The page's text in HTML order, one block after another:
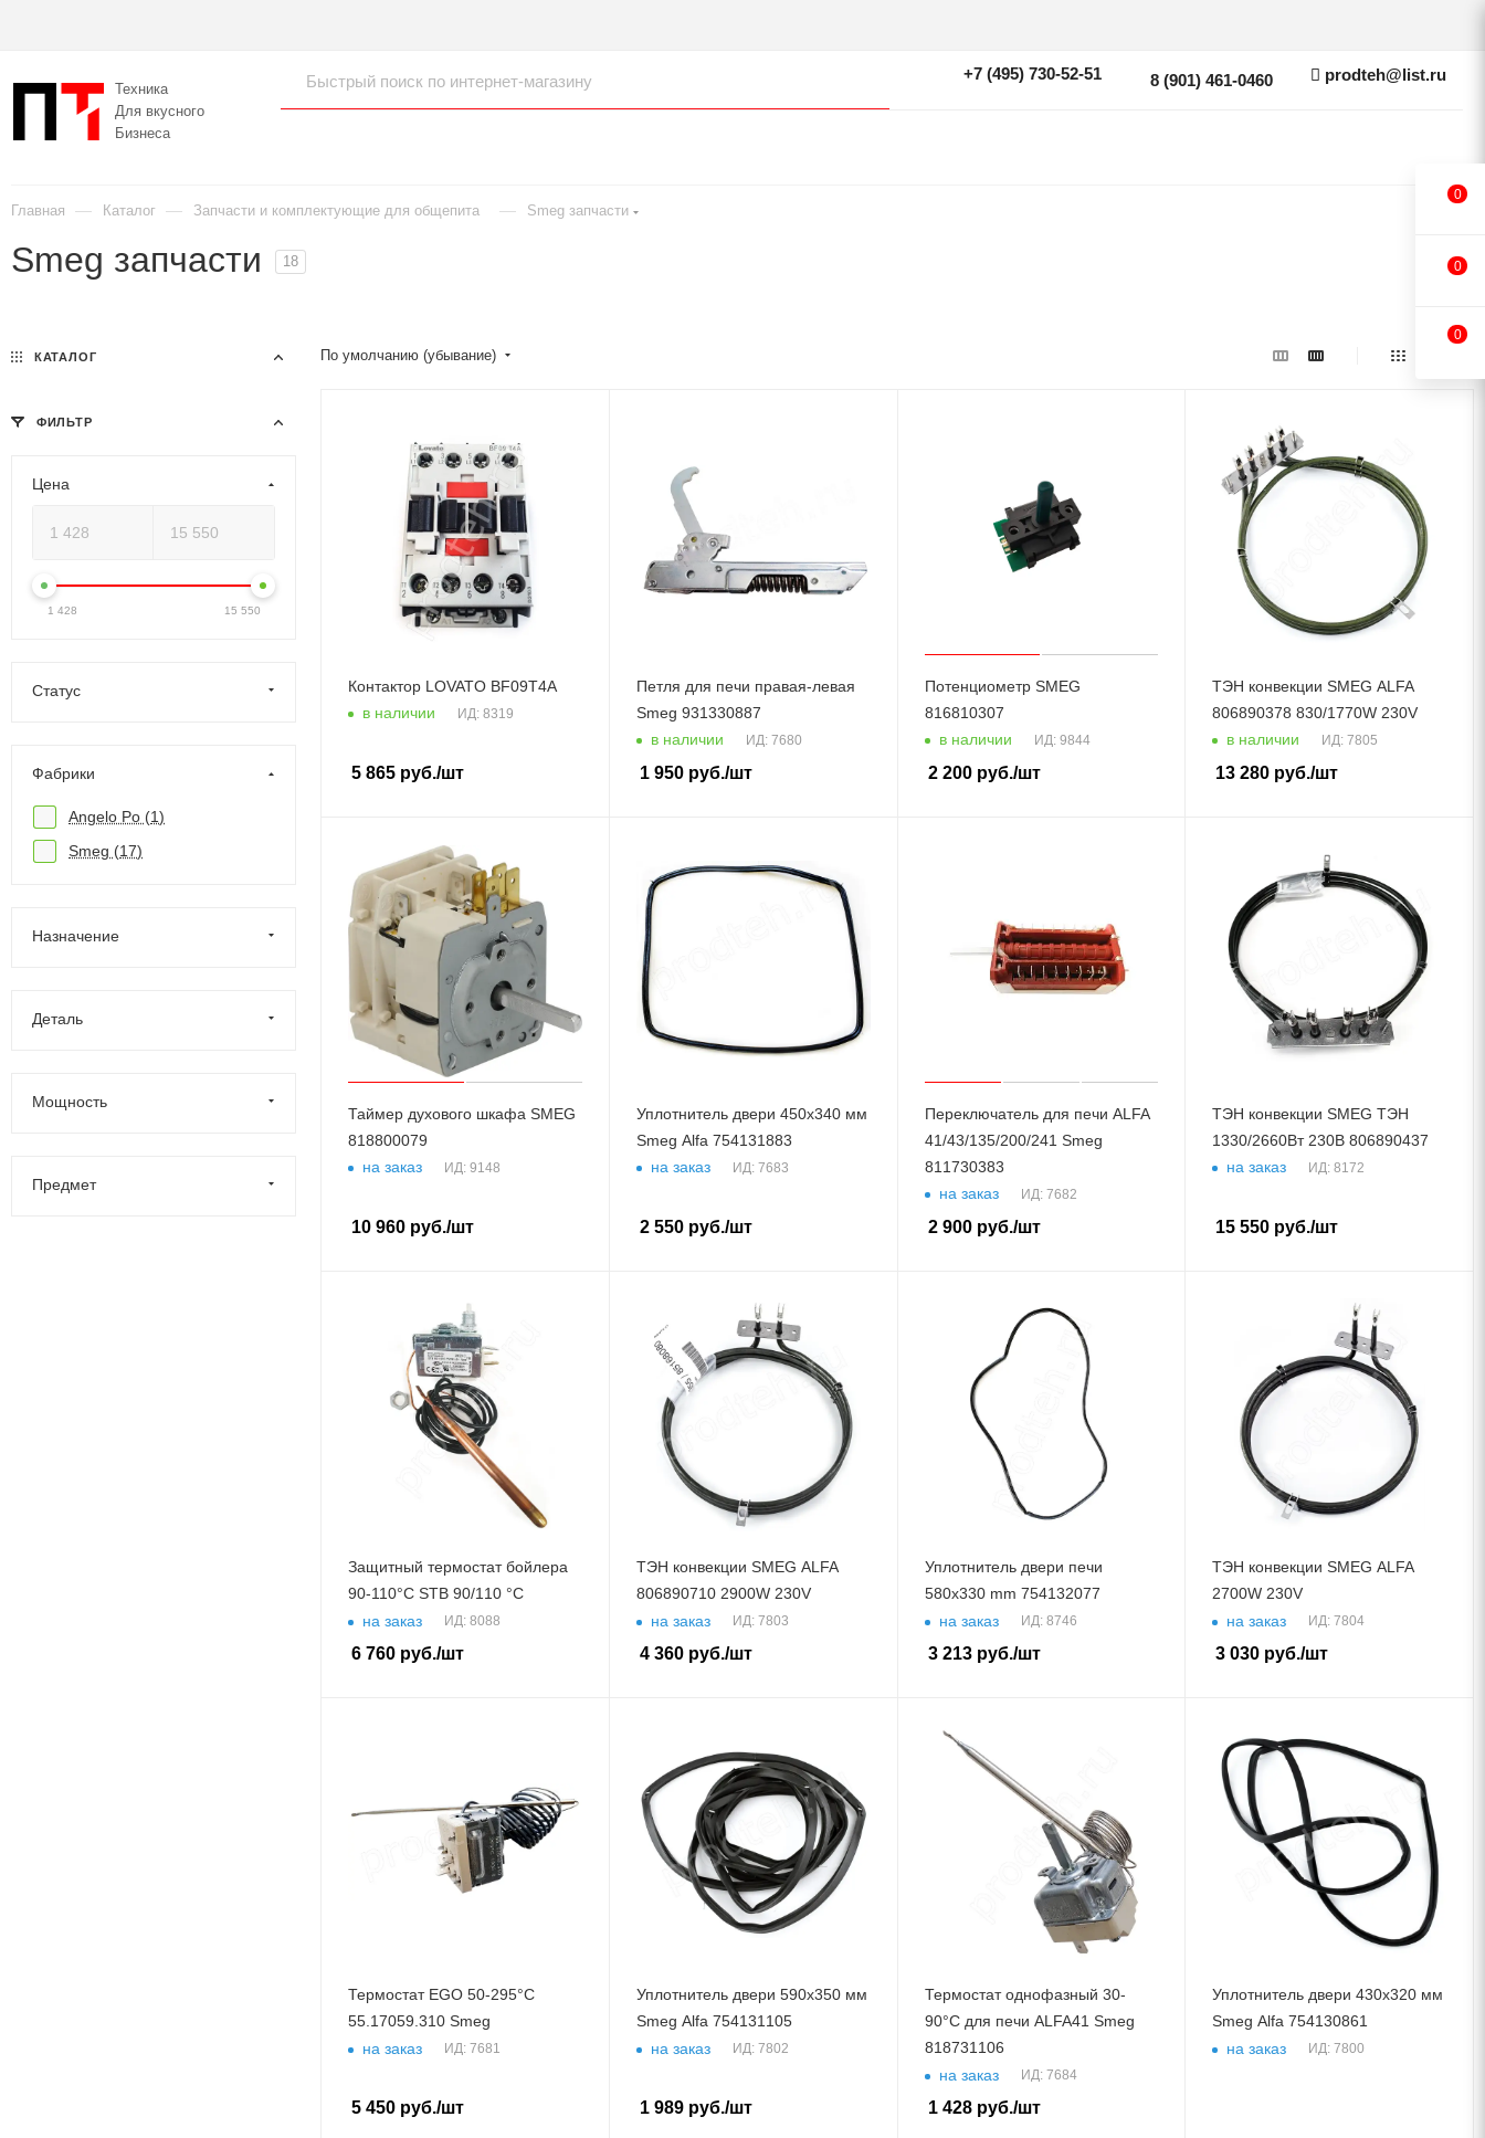
Техника
Для вкусного
Бизнеса
+7 (495) 730-52-51 8 (901) 461-0460 prodteh@list.ru
Главная — Каталог — Запчасти и комплектующие для общепита — Smeg запчасти
Smeg запчасти 18
По умолчанию (убывание)
Контактор LOVATO BF09T4A
в наличии
ИД: 8319
5 865 руб./шт
Петля для печи правая-левая
Smeg 931330887
в наличии
ИД: 7680
1 950руб./шт
Потенциометр SMEG
816810307
в наличии
ИД: 9844
2 200руб./шт
ТЭН конвекции SMEG ALFA
806890378 830/1770W 230V
в наличии
ИД: 7805
13 280 руб./шт
Таймер духового шкафа SMEG
818800079
на заказ
ИД: 9148
10 960 руб./шт
Уплотнитель двери 450x340 мм
Smeg Alfa 754131883
на заказ
ИД: 7683
2 550руб./шт
Переключатель для печи ALFA
41/43/135/200/241 Smeg
811730383
на заказ
ИД: 7682
2 900руб./шт
ТЭН конвекции SMEG ТЭН
1330/2660Вт 230В 806890437
на заказ
ИД: 8172
15 550 руб./шт
Защитный термостат бойлера
90-110°C STB 90/110 °C
на заказ
ИД: 8088
6 760 руб./шт
ТЭН конвекции SMEG ALFA
806890710 2900W 230V
на заказ
ИД: 7803
4 360руб./шт
Уплотнитель двери печи
580x330 mm 754132077
на заказ
ИД: 8746
3 213руб./шт
ТЭН конвекции SMEG ALFA
2700W 230V
на заказ
ИД: 7804
3 030 руб./шт
Термостат EGO 50-295°C
55.17059.310 Smeg
на заказ
ИД: 7681
5 450 руб./шт
Уплотнитель двери 590х350 мм
Smeg Alfa 754131105
на заказ
ИД: 7802
1 989руб./шт
Термостат однофазный 30-
90°С для печи ALFA41 Smeg
818731106
на заказ
ИД: 7684
1 428руб./шт
Уплотнитель двери 430х320 мм
Smeg Alfa 754130861
на заказ
ИД: 7800
КАТАЛОГ
ФИЛЬТР
Цена
1 428 15 550
Статус
Фабрики
Angelo Po (1)
Smeg (17)
Назначение
Деталь
Мощность
Предмет
0
0
0